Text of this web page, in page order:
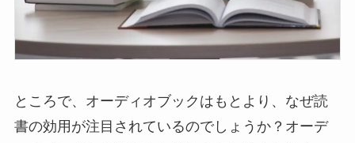
ところで、オーディオブックはもとより、なぜ読
書の効用が注目されているのでしょうか？オーデ